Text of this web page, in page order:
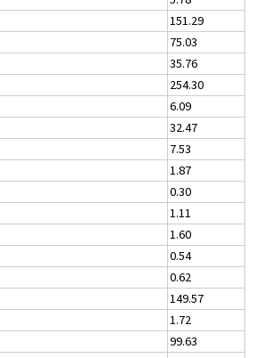
151.29
75.03
35.76
254.30
6.09
32.47
7.53
1.87
0.30
1.11
1.60
0.54
0.62
149.57
1.72
99.63